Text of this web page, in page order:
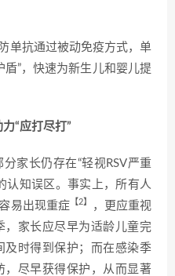
单抗通过被动免疫方式，单
”，快速为新生儿和婴儿提
“应打尽打”
家长仍存在“轻视RSV严重
认知误区。事实上，所有人
易出现重症
【2】
，更应重视
，家长应尽早为适龄儿童完
及时得到保护；而在感染季
，尽早获得保护，从而显著